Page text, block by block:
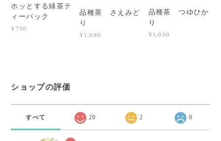
ホッとする緑茶テ
ィーパック
¥750
品種茶 さえみど
り
¥1,080
品種茶 つゆひか
り
¥1,080
ショップの評価
すべて 20 2 0